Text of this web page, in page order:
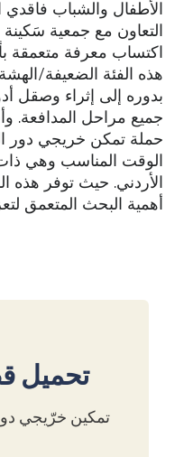
الأطفال والشباب
التعاون مع جمعية
اكتساب معرفة متعمقة
هذه الفئة الضعيفة/
بدوره إلى إثراء وصقل
جميع مراحل المدافعة.
حملة تمكن خريجي دور
الوقت المناسب وهي
الأردني. حيث توفر هذه
أهمية البحث المتعمق
تحميل
تمكين خرّيجي